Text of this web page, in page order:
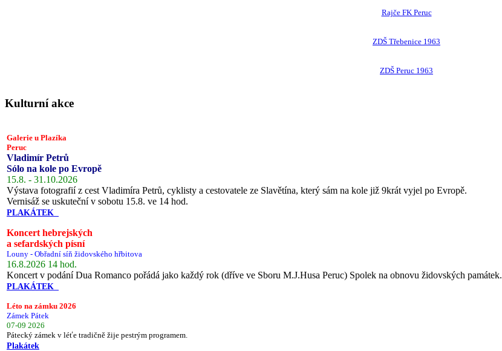
Rajče FK Peruc
ZDŠ Třebenice 1963
ZDŠ Peruc 1963
Kulturní akce
Galerie u Plazíka
Peruc
Vladimír Petrů
Sólo na kole po Evropě
15.8. - 31.10.2026
Výstava fotografií z cest Vladimíra Petrů, cyklisty a cestovatele ze Slavětína, který sám na kole již 9krát vyjel po Evropě.
Vernisáž se uskuteční v sobotu 15.8. ve 14 hod.
PLAKÁTEK
Koncert hebrejských
a sefardských písní
Louny - Obřadní síň židovského hřbitova
16.8.2026 14 hod.
Koncert v podání Dua Romanco pořádá jako každý rok (dříve ve Sboru M.J.Husa Peruc) Spolek na obnovu židovských památek.
PLAKÁTEK
Léto na zámku 2026
Zámek Pátek
07-09 2026
Pátecký zámek v léťe tradičně žije pestrým programem.
Plakátek